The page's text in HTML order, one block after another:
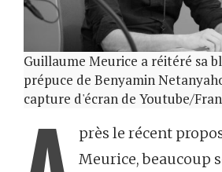
Guillaume Meurice a réitéré sa
prépuce de Benyamin
capture d'écran de Youtube/
près le récent
Meurice, beaucoup